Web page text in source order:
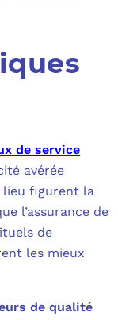
de service
avérée
lieu figurent la
l’assurance de
de
les mieux
de qualité